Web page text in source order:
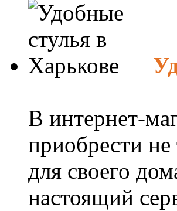
В интернет-
приобрести
для своего
настоящий